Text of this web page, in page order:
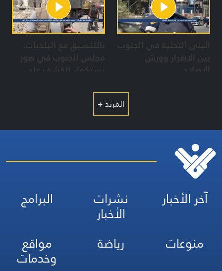
البنى التحتية في الجنوب
بين الاضرار وورش
الاصلاح
بالتنسيق مع البلديات..
مجلس الجنوب في صور
يستكمل الكشف على
الركام
المزيد +
آخر الأخبار نشرات
الأخبار
البرامج
منوعات
رياضة مواقع
وخدمات